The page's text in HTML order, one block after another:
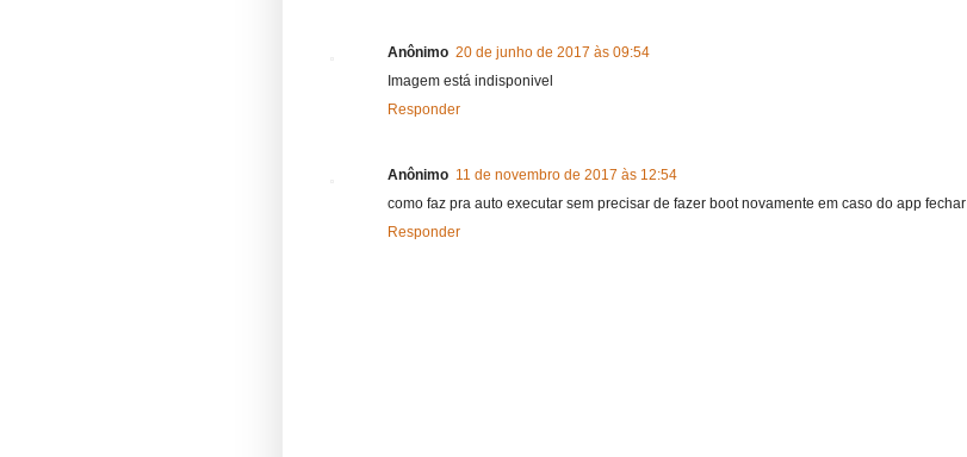
Anônimo 20 de junho de 2017 às 09:54
Imagem está indisponivel
Responder
Anônimo 11 de novembro de 2017 às 12:54
como faz pra auto executar sem precisar de fazer boot novamente em caso do app fechar
Responder